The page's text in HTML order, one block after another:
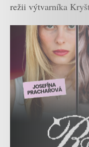
režii výtvarníka